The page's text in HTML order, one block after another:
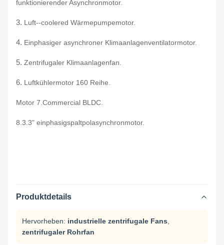
funktionierender Asynchronmotor.
3. Luft--coolered Wärmepumpemotor.
4. Einphasiger asynchroner Klimaanlagenventilatormotor.
5. Zentrifugaler Klimaanlagenfan.
6. Luftkühlermotor 160 Reihe.
Motor 7.Commercial BLDC.
8.3.3" einphasigspaltpolasynchronmotor.
Produktdetails
Hervorheben: industrielle zentrifugale Fans
zentrifugaler Rohrfan